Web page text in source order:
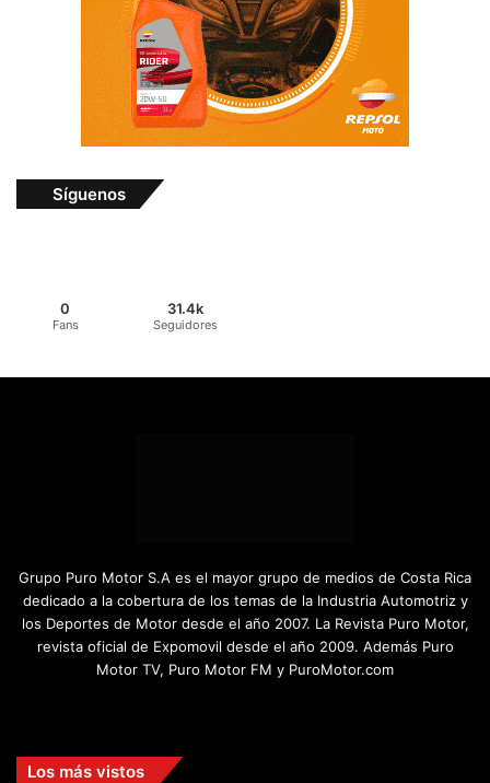
Síguenos
0
Fans
31.4k
Seguidores
Grupo Puro Motor S.A es el mayor grupo de medios de Costa Rica
dedicado a la cobertura de los temas de la Industria Automotriz y
los Deportes de Motor desde el año 2007. La Revista Puro Motor,
revista oficial de Expomovil desde el año 2009. Además Puro
Motor TV, Puro Motor FM y PuroMotor.com
Los más vistos